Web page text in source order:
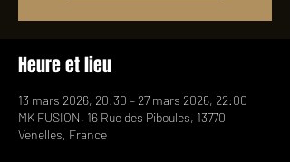
Heure et lieu
13 mars 2026, 20:30 – 27 mars 2026, 22:00
MK FUSION, 16 Rue des Piboules, 13770
Venelles, France